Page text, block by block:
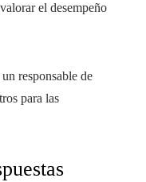
el desempeño
responsable de
para las